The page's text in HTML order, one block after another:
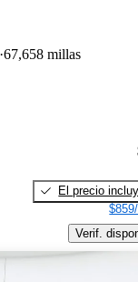
67,658 millas
El precio
Verif.